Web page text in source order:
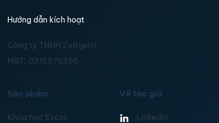
Hướng dẫn kích hoạt
Công ty TNHH Zeitgeist
MST: 0315976395
Sản phẩm
Khóa học Excel
Về tác giả
Linkedin